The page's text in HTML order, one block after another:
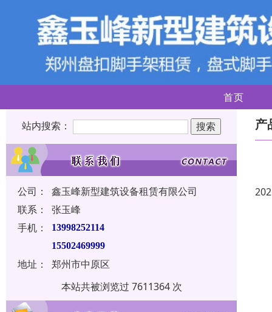
首页
站内搜索：
公司：
鑫玉峰新型建筑设备租赁有限公司
联系：
张玉峰
手机：
13998252114
15502469999
地址：
郑州市中原区
本站共被浏览过 7611364 次
产